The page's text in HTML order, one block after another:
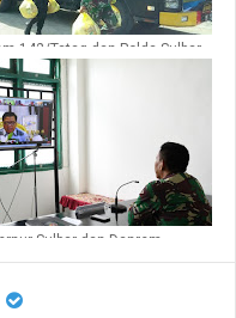
142/Tatag dan Polda Sulbar
Sembako di Mamuju
Sulbar dan Danrem